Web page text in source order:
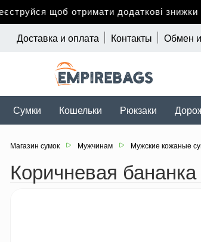
щоб отримати додаткові знижки
Доставка и оплата Контакты Обмен
Сумки Кошельки Рюкзаки
Магазин сумок Мужчинам Мужские кожаные
Коричневая